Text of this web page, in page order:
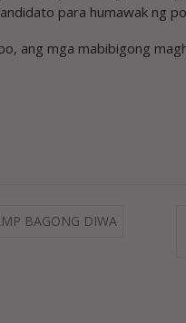
para humawak ng
ang mga mabibigong
BAGONG DIWA